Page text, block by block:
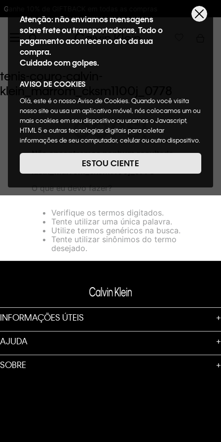
as compras 10%OFF na primeira
Atenção: não enviamos mensagens
sobre frete ou transportadoras. Todo o
pagamento acontece no ato da sua
compra.
Cuidado com golpes.
AVISO DE COOKIES
Olá, este é o nosso Aviso de Cookies. Quando você visita
nosso site ou usa um aplicativo móvel, nós colocamos um ou
mais cookies em seu dispositivo ou usamos o Javascript,
HTML 5 e outras tecnologias digitais para coletar
informações de seu computador, celular ou outro dispositivo.
de cookies, informaremos quais cookies usaremos e quais
suas funções. A forma como processamos os dados
nosso Aviso de Privacidade. Quando você visita nosso site,
fornecer a você toda a funcionalidade do site, incluindo,
entre outros, a capacidade de comprar um item em nossa
loja virtual. Para maiores informações sobre o nosso aviso de
Cookies acesse o link.
ESTOU CIENTE
tenis-couro-calvin-
klein_marrom_cksm1100j_0778
OOPS!
Não encontramos nenhum resultado
tenis-couro-calvin-
klein_marrom_cksm1100j_0778"
O que eu devo fazer?
Verifique os termos digitados.
Tente utilizar uma única palavra.
Utilize termos genéricos na busca.
Tente utilizar sinônimos do termo
desejado.
INFORMAÇÕES ÚTEIS +
AJUDA +
SOBRE +